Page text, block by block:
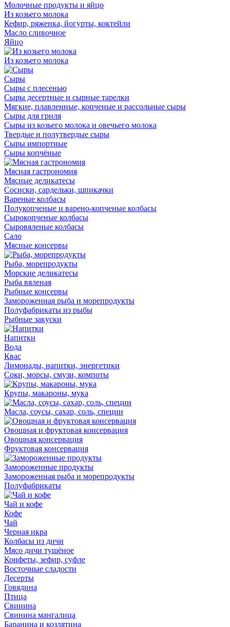
Молочные продукты и яйцо
Из козьего молока
Кефир, ряженка, йогурты, коктейли
Масло сливочное
Яйцо
Из козьего молока
Сыры
Сыры с плесенью
Сыры десертные и сырные тарелки
Мягкие, плавленные, копченые и рассольные сыры
Сыры для гриля
Сыры из козьего молока и овечьего молока
Твердые и полутвердые сыры
Сыры импортные
Сыры копчёные
Мясная гастрономия
Мясные деликатесы
Сосиски, сардельки, шпикачки
Вареные колбасы
Полукопченые и варено-копченые колбасы
Сырокопченые колбасы
Сыровяленые колбасы
Сало
Мясные консервы
Рыба, морепродукты
Морские деликатесы
Рыба вяленая
Рыбные консервы
Замороженная рыба и морепродукты
Полуфабрикаты из рыбы
Рыбные закуски
Напитки
Вода
Квас
Лимонады, напитки, энергетики
Соки, морсы, смузи, компоты
Крупы, макароны, мука
Масла, соусы, сахар, соль, специи
Овощная и фруктовая консервация
Овощная консервация
Фруктовая консервация
Замороженные продукты
Замороженная рыба и морепродукты
Полуфабрикаты
Чай и кофе
Кофе
Чай
Черная икра
Колбасы из дичи
Мясо дичи тушёное
Конфеты, зефир, суфле
Восточные сладости
Десерты
Говядина
Птица
Свинина
Свинина мангалица
Баранина и козлятина